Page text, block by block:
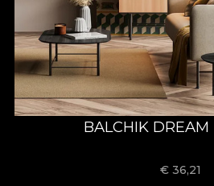
natuurlijke, ecologische en
Daarom maken we behang dat een
geweven materiaal dat extreme
producten gemakkelijk te installeren
BALCHIK DREAM
€ 36,21